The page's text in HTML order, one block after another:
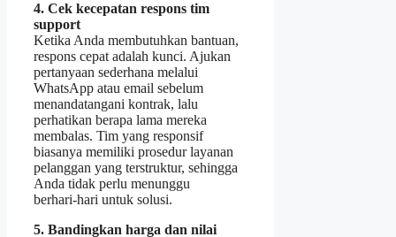
4. Cek kecepatan respons tim
support
Ketika Anda membutuhkan bantuan,
respons cepat adalah kunci. Ajukan
pertanyaan sederhana melalui
WhatsApp atau email sebelum
menandatangani kontrak, lalu
perhatikan berapa lama mereka
membalas. Tim yang responsif
biasanya memiliki prosedur layanan
pelanggan yang terstruktur, sehingga
Anda tidak perlu menunggu
berhari‑hari untuk solusi.
5. Bandingkan harga dan nilai